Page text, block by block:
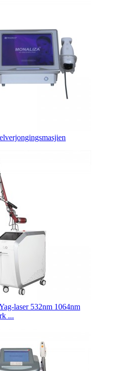
laser 532nm 1064nm
...